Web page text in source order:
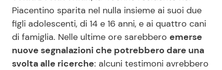
News benessere
Salute
Primi Piatti
Ricette Facili e Veloci
Piacentino sparita nel nulla insieme ai suoi due
figli adolescenti, di 14 e 16 anni, e ai quattro cani
di famiglia. Nelle ultime ore sarebbero emerse
nuove segnalazioni che potrebbero dare una
svolta alle ricerche: alcuni testimoni avrebbero